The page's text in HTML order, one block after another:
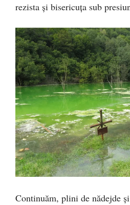
rezista și bisericuța sub
Continuăm, plini de nădejde